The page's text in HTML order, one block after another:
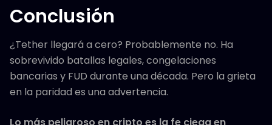
Conclusión
¿Tether llegará a cero? Probablemente no. Ha
sobrevivido batallas legales, congelaciones
bancarias y FUD durante una década. Pero la grieta
en la paridad es una advertencia.